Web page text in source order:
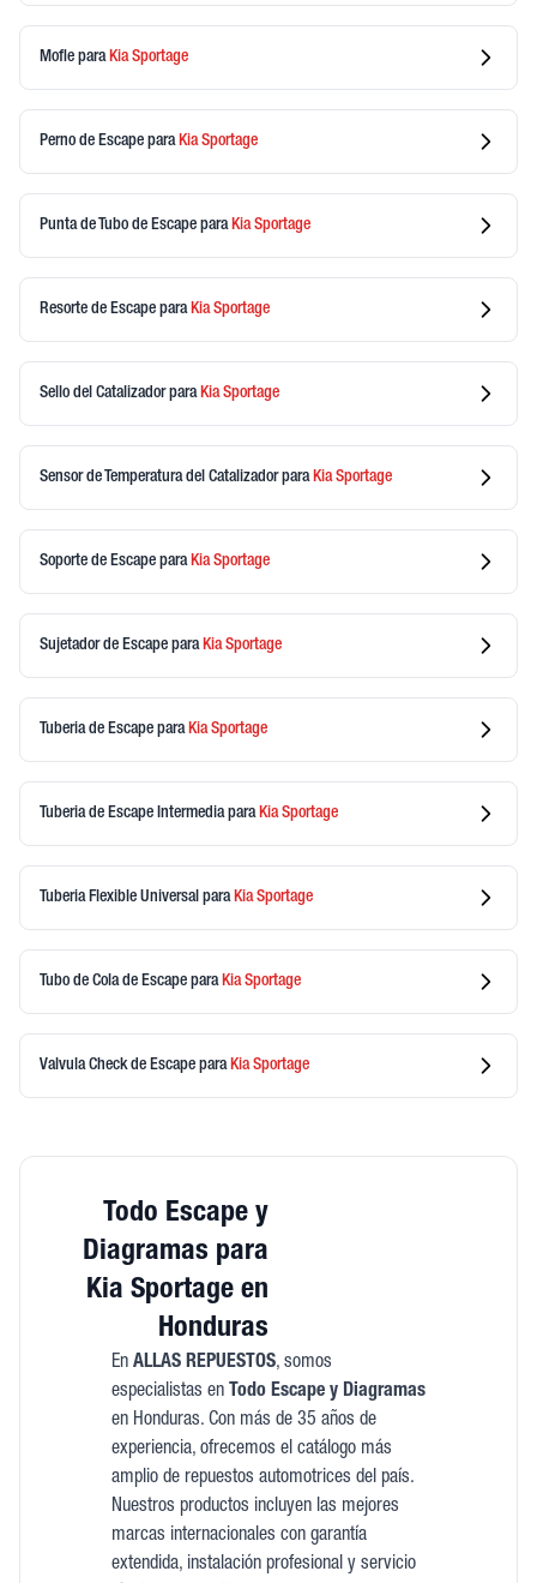
Mofle para KiaSportage
Perno de Escape para KiaSportage
Punta de Tubo de Escape para KiaSportage
Resorte de Escape para KiaSportage
Sello del Catalizadorpara KiaSportage
Sensor de Temperatura del Catalizadorpara KiaSportage
Soporte de Escape para KiaSportage
Sujetador de Escape para KiaSportage
Tuberia de Escape para KiaSportage
Tuberia de Escape Intermediapara KiaSportage
Tuberia Flexible Universal para KiaSportage
Tubo de Cola de Escape para KiaSportage
Valvula Check de Escape para KiaSportage
Todo Escape y
Diagramas para
Kia Sportage en
Honduras
En ALLAS REPUESTOS, somos
especialistas en Todo Escape y Diagramas
en Honduras. Con más de 35 años de
experiencia, ofrecemos el catálogo más
amplio de repuestos automotrices del país.
Nuestros productos incluyen las mejores
marcas internacionales con garantía
extendida, instalación profesional y servicio